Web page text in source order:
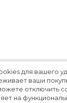
для вашего
ваши
отключить
на